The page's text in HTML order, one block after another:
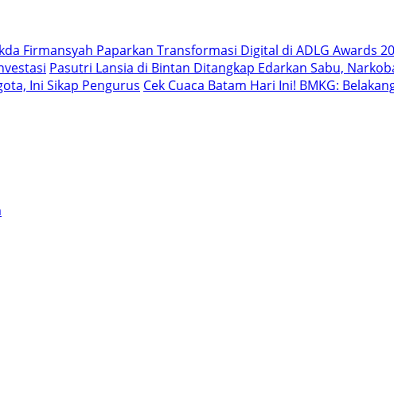
Firmansyah Paparkan Transformasi Digital di ADLG Awards
Pasutri Lansia di Bintan Ditangkap Edarkan Sabu,
Ini Sikap Pengurus Cek Cuaca Batam Hari Ini! BMKG: